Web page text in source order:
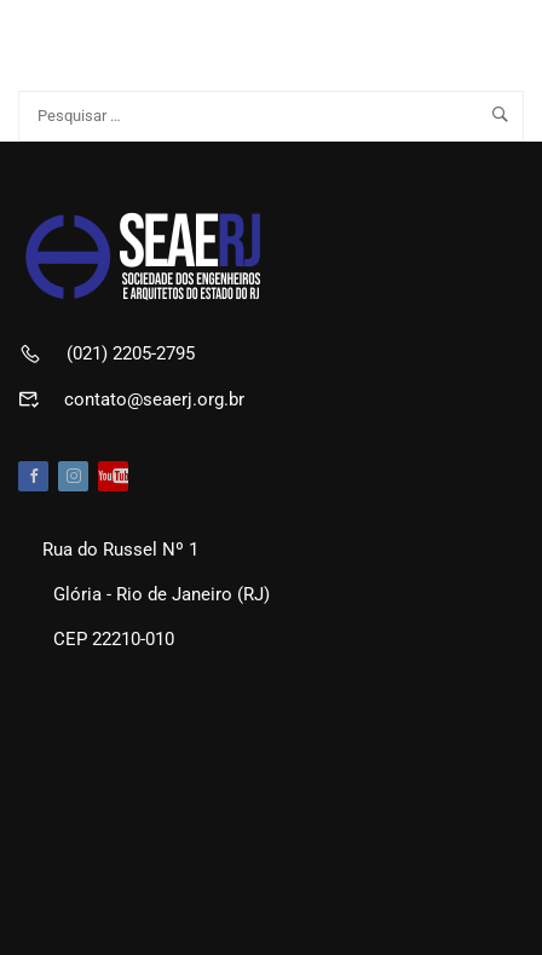
(021) 2205-2795
contato@seaerj.org.br
Rua do Russel Nº 1
Glória - Rio de Janeiro (RJ)
CEP 22210-010